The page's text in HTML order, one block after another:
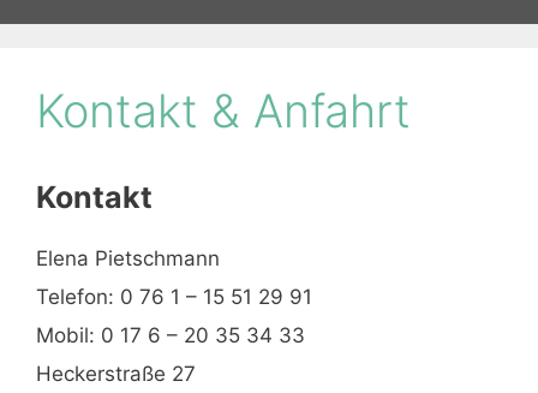
Kontakt & Anfahrt
Kontakt
Elena Pietschmann
Telefon: 0 76 1 – 15 51 29 91
Mobil: 0 17 6 – 20 35 34 33
Heckerstraße 27